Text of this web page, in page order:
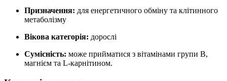
Призначення: для енергетичного обміну та клітинного
метаболізму
Вікова категорія: дорослі
Сумісність: може прийматися з вітамінами групи B,
магнієм та L-карнітином.